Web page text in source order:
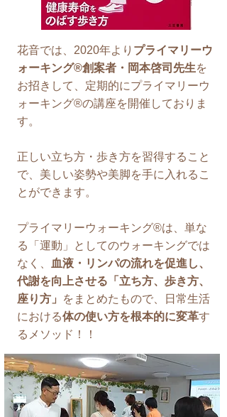
花音では、2020年より プライマリーウ
ォーキング®創案者・岡本啓司先生を
お招きして、定期的にプライマリーウ
ォーキング®の講座を開催しておりま
す。
正しい立ち方・歩き方を習得すること
で、美しい姿勢や美脚を手に入れるこ
とができます。
プライマリーウォーキング®は、単な
る「運動」としてのウォーキングでは
なく、
血液・リンパの流れを促進し、
代謝を向上させる「立ち方、歩き方、
座り方」
をまとめたもので、日常生活
における体の使い方を根本的に変革す
るメソッド！！